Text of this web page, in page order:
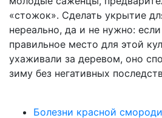
«стожок». Сделать укрытие
нереально, да и не нужно:
правильное место для этой
ухаживали за деревом, оно
зиму без негативных
Болезни красной